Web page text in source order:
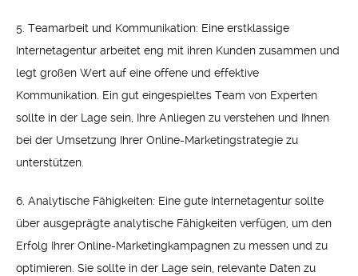
5. Teamarbeit und Kommunikation: Eine erstklassige
Internetagentur arbeitet eng mit ihren Kunden zusammen und
legt großen Wert auf eine offene und effektive
Kommunikation. Ein gut eingespieltes Team von Experten
sollte in der Lage sein, Ihre Anliegen zu verstehen und Ihnen
bei der Umsetzung Ihrer Online-Marketingstrategie zu
unterstützen.
6. Analytische Fähigkeiten: Eine gute Internetagentur sollte
über ausgeprägte analytische Fähigkeiten verfügen, um den
Erfolg Ihrer Online-Marketingkampagnen zu messen und zu
optimieren. Sie sollte in der Lage sein, relevante Daten zu